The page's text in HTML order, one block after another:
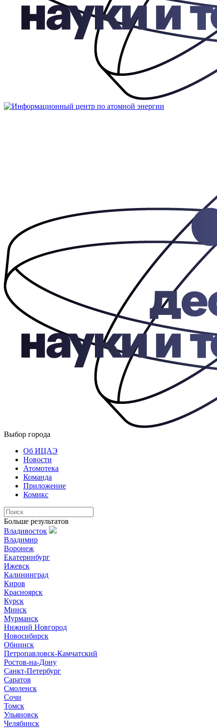
Выбор города
Об ИЦАЭ
Новости
Атомотека
Команда
Приложение
Комикс
Больше результатов
Владивосток
Владимир
Воронеж
Екатеринбург
Ижевск
Калининград
Киров
Красноярск
Курск
Минск
Мурманск
Нижний Новгород
Новосибирск
Обнинск
Петропавловск-Камчатский
Ростов-на-Дону
Санкт-Петербург
Саратов
Смоленск
Сочи
Томск
Ульяновск
Челябинск